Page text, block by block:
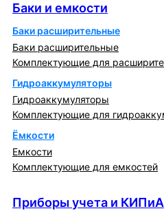
Баки и емкости
Баки расширительные
Баки расширительные
Комплектующие для
Гидроаккумуляторы
Гидроаккумуляторы
Комплектующие для
Ёмкости
Емкости
Комплектующие для емкостей
Приборы учета и КИПиА